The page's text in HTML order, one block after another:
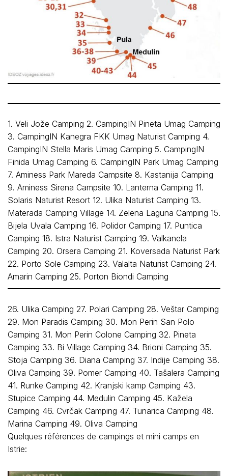
1. Veli Jože Camping 2. CampingIN Pineta Umag Camping
3. CampingIN Kanegra FKK Umag Naturist Camping 4.
CampingIN Stella Maris Umag Camping 5. CampingIN
Finida Umag Camping 6. CampingIN Park Umag Camping
7. Aminess Park Mareda Campsite 8. Kastanija Camping
9. Aminess Sirena Campsite 10. Lanterna Camping 11.
Solaris Naturist Resort 12. Ulika Naturist Camping 13.
Materada Camping Village 14. Zelena Laguna Camping 15.
Bijela Uvala Camping 16. Polidor Camping 17. Puntica
Camping 18. Istra Naturist Camping 19. Valkanela
Camping 20. Orsera Camping 21. Koversada Naturist Park
22. Porto Sole Camping 23. Valalta Naturist Camping 24.
Amarin Camping 25. Porton Biondi Camping
26. Ulika Camping 27. Polari Camping 28. Veštar Camping
29. Mon Paradis Camping 30. Mon Perin San Polo
Camping 31. Mon Perin Colone Camping 32. Pineta
Camping 33. Bi Village Camping 34. Brioni Camping 35.
Stoja Camping 36. Diana Camping 37. Indije Camping 38.
Oliva Camping 39. Pomer Camping 40. Tašalera Camping
41. Runke Camping 42. Kranjski kamp Camping 43.
Stupice Camping 44. Medulin Camping 45. Kažela
Camping 46. Cvrčak Camping 47. Tunarica Camping 48.
Marina Camping 49. Oliva Camping
Quelques références de campings et mini camps en
Istrie: